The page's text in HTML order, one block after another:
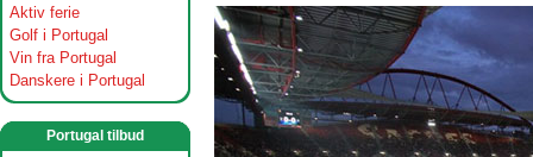
Aktiv ferie
Golf i Portugal
Vin fra Portugal
Danskere i Portugal
Portugal tilbud